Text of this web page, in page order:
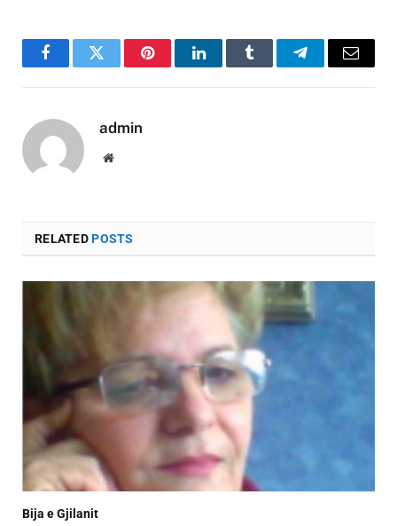
FacebookTwitter PinterestLinkedInTumblr TelegramEmail
admin
Website
RELATEDPOSTS
Bija e Gjilanit